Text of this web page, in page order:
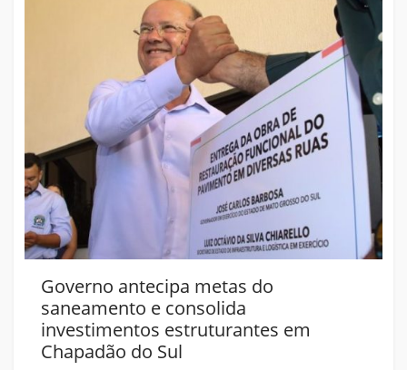
Governo antecipa metas do
saneamento e consolida
investimentos estruturantes em
Chapadão do Sul